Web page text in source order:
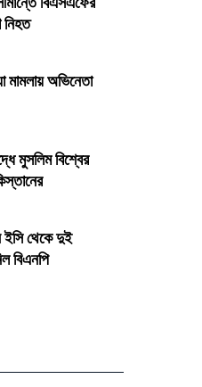
নিহত
মামলায় অভিনেতা
মুসলিম বিশ্বের
ইসি থেকে দুই
বিএনপি